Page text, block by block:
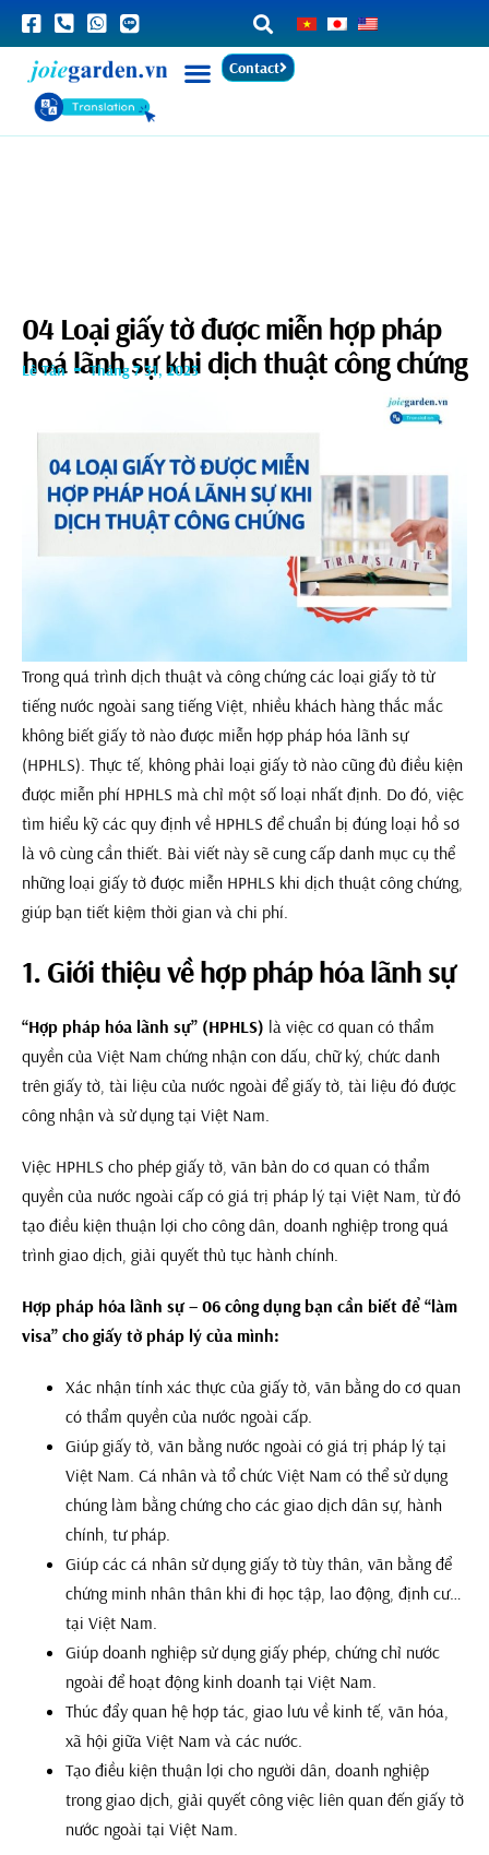
Contact
04 Loại giấy tờ được miễn hợp pháp
hoá lãnh sự khi dịch thuật công chứng
Lê Tân Tháng 7 31, 2023
Trong quá trình dịch thuật và công chứng các loại giấy tờ từ
tiếng nước ngoài sang tiếng Việt, nhiều khách hàng thắc mắc
không biết giấy tờ nào được miễn hợp pháp hóa lãnh sự
(HPHLS). Thực tế, không phải loại giấy tờ nào cũng đủ điều kiện
được miễn phí HPHLS mà chỉ một số loại nhất định. Do đó, việc
tìm hiểu kỹ các quy định về HPHLS để chuẩn bị đúng loại hồ sơ
là vô cùng cần thiết. Bài viết này sẽ cung cấp danh mục cụ thể
những loại giấy tờ được miễn HPHLS khi dịch thuật công chứng,
giúp bạn tiết kiệm thời gian và chi phí.
1. Giới thiệu về hợp pháp hóa lãnh sự
“Hợp pháp hóa lãnh sự” (HPHLS) là việc cơ quan có thẩm
quyền của Việt Nam chứng nhận con dấu, chữ ký, chức danh
trên giấy tờ, tài liệu của nước ngoài để giấy tờ, tài liệu đó được
công nhận và sử dụng tại Việt Nam.
Việc HPHLS cho phép giấy tờ, văn bản do cơ quan có thẩm
quyền của nước ngoài cấp có giá trị pháp lý tại Việt Nam, từ đó
tạo điều kiện thuận lợi cho công dân, doanh nghiệp trong quá
trình giao dịch, giải quyết thủ tục hành chính.
Hợp pháp hóa lãnh sự – 06 công dụng bạn cần biết để “làm
visa” cho giấy tờ pháp lý của mình:
Xác nhận tính xác thực của giấy tờ, văn bằng do cơ quan
có thẩm quyền của nước ngoài cấp.
Giúp giấy tờ, văn bằng nước ngoài có giá trị pháp lý tại
Việt Nam. Cá nhân và tổ chức Việt Nam có thể sử dụng
chúng làm bằng chứng cho các giao dịch dân sự, hành
chính, tư pháp.
Giúp các cá nhân sử dụng giấy tờ tùy thân, văn bằng để
chứng minh nhân thân khi đi học tập, lao động, định cư…
tại Việt Nam.
Giúp doanh nghiệp sử dụng giấy phép, chứng chỉ nước
ngoài để hoạt động kinh doanh tại Việt Nam.
Thúc đẩy quan hệ hợp tác, giao lưu về kinh tế, văn hóa,
xã hội giữa Việt Nam và các nước.
Tạo điều kiện thuận lợi cho người dân, doanh nghiệp
trong giao dịch, giải quyết công việc liên quan đến giấy tờ
nước ngoài tại Việt Nam.